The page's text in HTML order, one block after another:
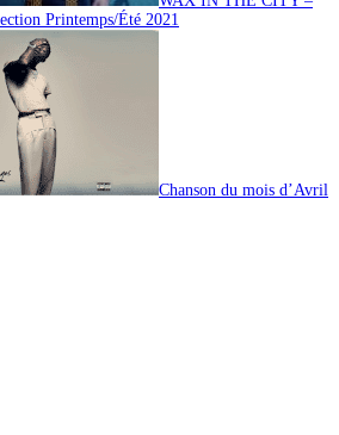
Printemps/Été 2021
Chanson du mois d’Avril